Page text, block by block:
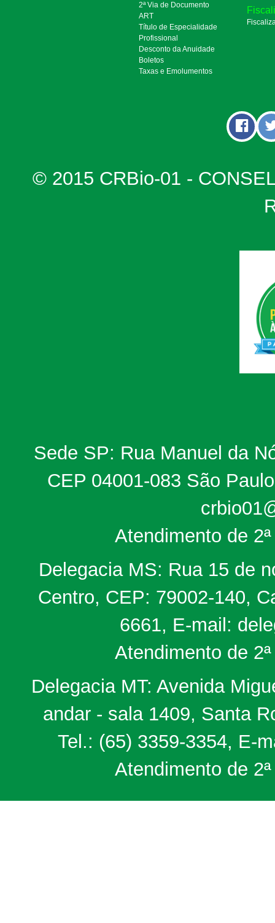
2ª Via de Documento
ART
Título de Especialidade
Profissional
Desconto da Anuidade
Boletos
Taxas e Emolumentos
© 2015 CRBio-01 -
Sede SP: Rua Manuel da
CEP 04001-083 São
Atendimento de
Delegacia MS: Rua 15 de
Centro, CEP: 79002-140,
6661, E-mail:
Atendimento de
Delegacia MT: Avenida
andar - sala 1409, Santa
Tel.: (65) 3359-3354, E-
Atendimento de